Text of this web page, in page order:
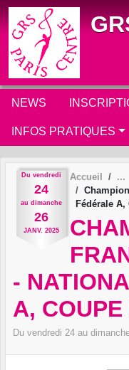
NEWS
INFOS PRATIQUES
Du vendredi
24
au dimanche
26
JANV. 2025
Accueil
Fédérale
-
A,
Du vendredi 24 au
Panneau de gestion des